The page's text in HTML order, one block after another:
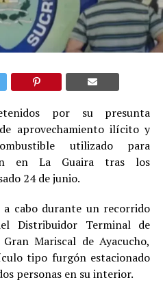
por su presunta
aprovechamiento ilícito y
utilizado para
en La Guaira tras los
24 de junio.
cabo durante un recorrido
Distribuidor Terminal de
Mariscal de Ayacucho,
tipo furgón estacionado
personas en su interior.